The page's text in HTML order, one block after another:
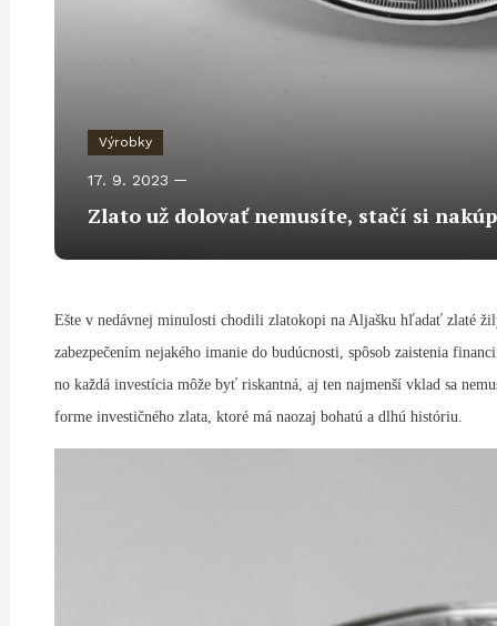
Výrobky
17. 9. 2023
Zlato už dolovať nemusíte, stačí si
Ešte v nedávnej minulosti chodili zlatokopi na Aljašku hľadať zlaté
zabezpečením nejakého imanie do budúcnosti, spôsob zaistenia
no každá investícia môže byť riskantná, aj ten najmenší vklad sa
forme investičného zlata, ktoré má naozaj bohatú a dlhú históriu.